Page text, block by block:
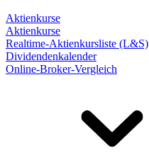
Aktienkurse
Aktienkurse
Realtime-Aktienkursliste (L&S)
Dividendenkalender
Online-Broker-Vergleich